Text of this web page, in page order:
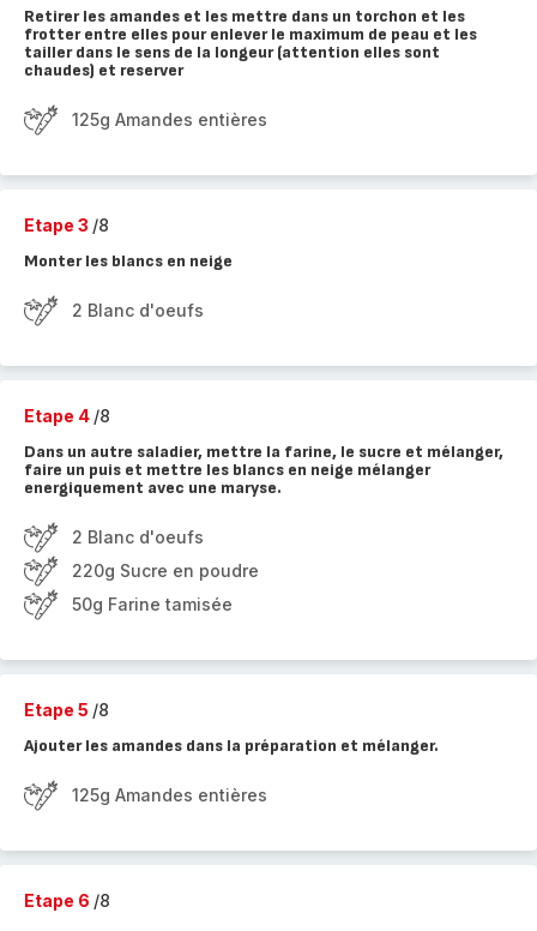
Retirer les amandes et les mettre dans un torchon et les
frotter entre elles pour enlever le maximum de peau et les
tailler dans le sens de la longeur (attention elles sont
chaudes) et reserver
125g Amandes entières
Etape 3 /8
Monter les blancs en neige
2 Blanc d'oeufs
Etape 4 /8
Dans un autre saladier, mettre la farine, le sucre et mélanger,
faire un puis et mettre les blancs en neige mélanger
energiquement avec une maryse.
2 Blanc d'oeufs
220g Sucre en poudre
50g Farine tamisée
Etape 5 /8
Ajouter les amandes dans la préparation et mélanger.
125g Amandes entières
Etape 6 /8